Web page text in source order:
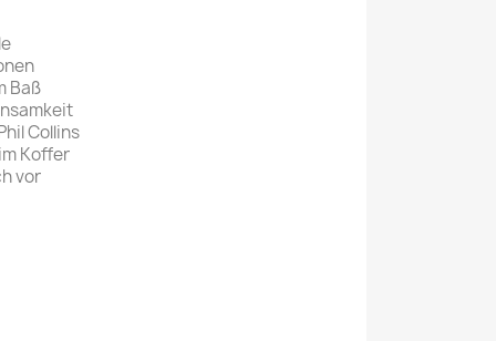
Baß
Collins
Koffer
vor